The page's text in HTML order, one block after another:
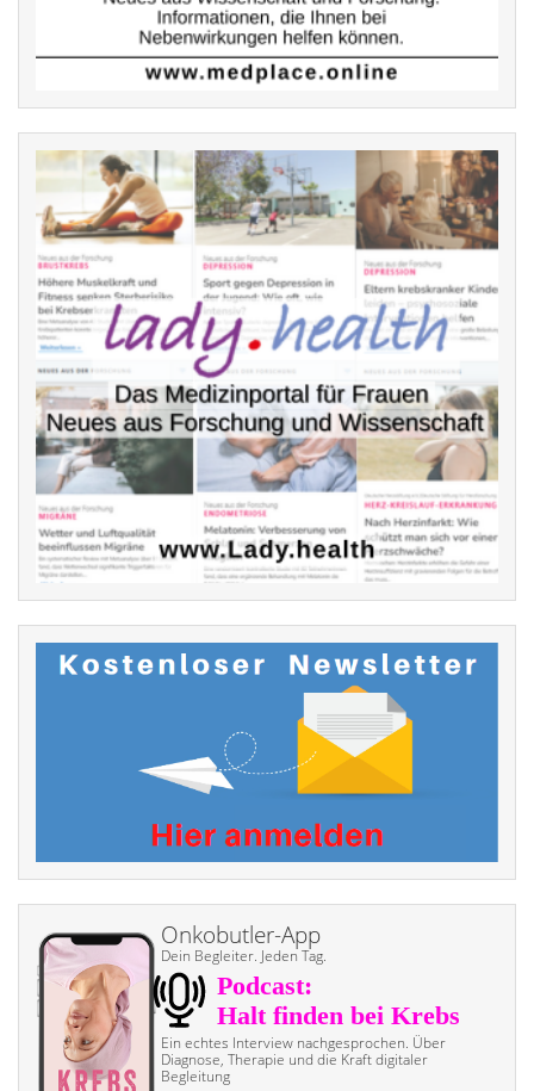
Onkobutler-App
Dein Begleiter. Jeden Tag.
Ein echtes Interview nach­gesprochen. Über
Diagnose, Therapie und die Kraft digitaler
Begleitung